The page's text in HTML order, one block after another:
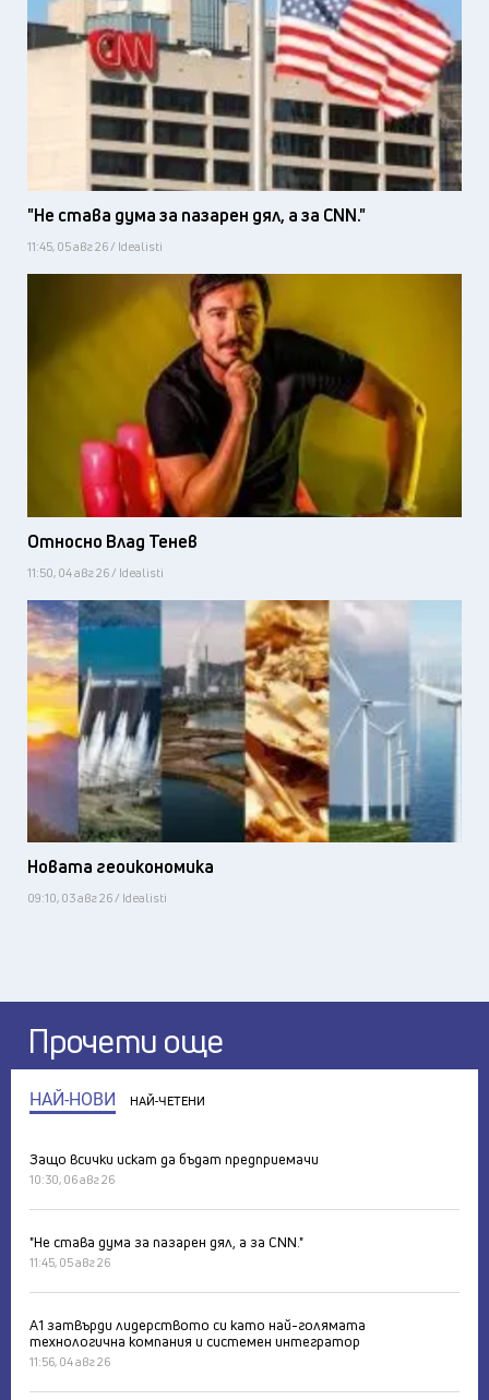
"Не става дума за пазарен дял, а за CNN."
11:45, 05 авг 26 / Idealisti
Относно Влад Тенев
11:50, 04 авг 26 / Idealisti
Новата геоикономика
09:10, 03 авг 26 / Idealisti
Прочети още
НАЙ-НОВИ НАЙ-ЧЕТЕНИ
Защо всички искат да бъдат предприемачи
10:30, 06 авг 26
"Не става дума за пазарен дял, а за CNN."
11:45, 05 авг 26
А1 затвърди лидерството си като най-голямата
технологична компания и системен интегратор
11:56, 04 авг 26